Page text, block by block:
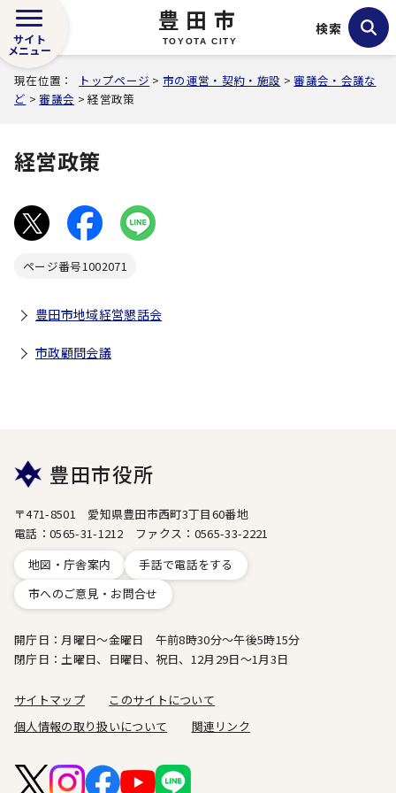
豊田市
TOYOTA CITY
サイト
メニュー
検索
現在位置： トップページ >市の運営・契約・施設 >審議会・会議な
ど >審議会 > 経営政策
経営政策
ページ番号1002071
豊田市地域経営懇話会
市政顧問会議
豊田市役所
〒471-8501 愛知県豊田市西町3丁目60番地
電話：0565-31-1212 ファクス：0565-33-2221
地図・庁舎案内
手話で電話をする
市へのご意見・お問合せ
開庁日：月曜日～金曜日 午前8時30分～午後5時15分
閉庁日：土曜日、日曜日、祝日、12月29日～1月3日
サイトマップ
このサイトについて
個人情報の取り扱いについて
関連リンク